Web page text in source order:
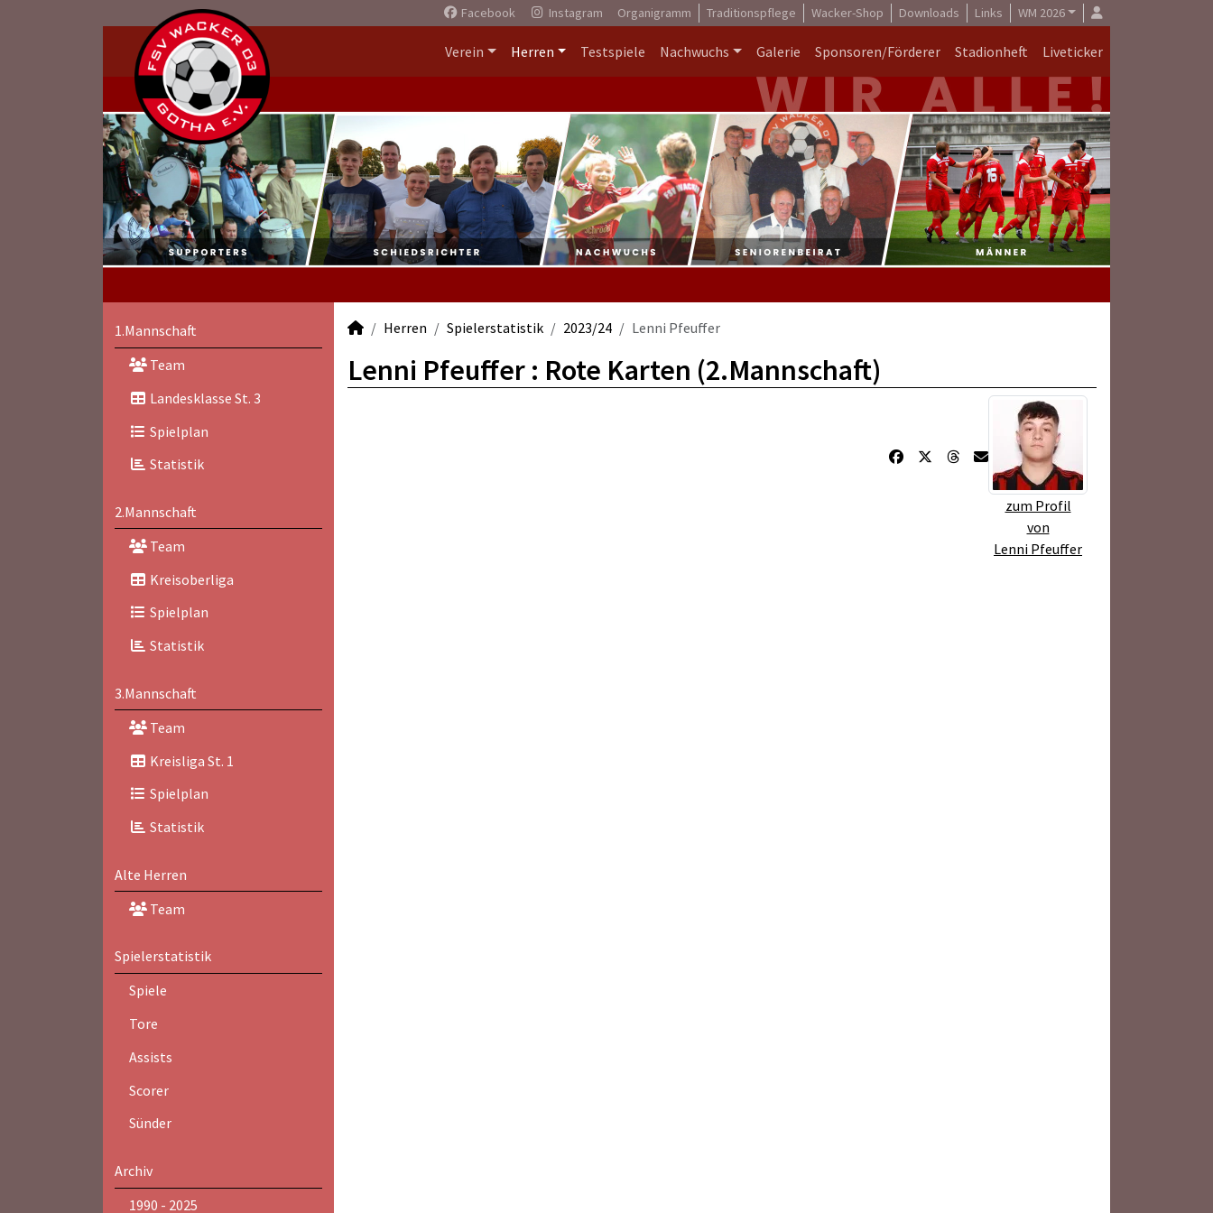
Facebook Instagram Organigramm Traditionspflege Wacker-Shop Downloads Links WM 2026
Verein Herren Testspiele Nachwuchs Galerie Sponsoren/Förderer Stadionheft Liveticker
1.Mannschaft
Team
Landesklasse St. 3
Spielplan
Statistik
2.Mannschaft
Team
Kreisoberliga
Spielplan
Statistik
3.Mannschaft
Team
Kreisliga St. 1
Spielplan
Statistik
Alte Herren
Team
Spielerstatistik
Spiele
Tore
Assists
Scorer
Sünder
Archiv
1990 - 2025
Herren Spielerstatistik 2023/24 Lenni Pfeuffer
Lenni Pfeuffer : Rote Karten (2.Mannschaft)
zum Profil
von
Lenni Pfeuffer